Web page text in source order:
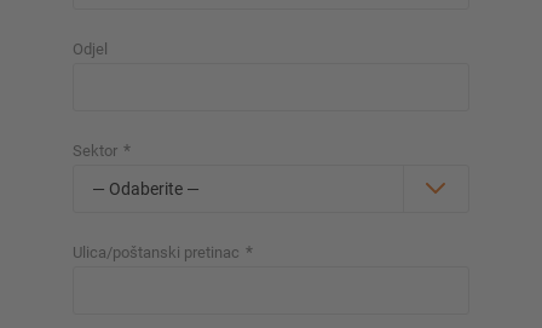
Odjel
Sektor *
Ulica/poštanski pretinac *